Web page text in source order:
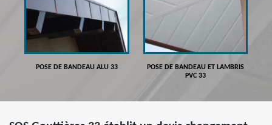
POSE DE BANDEAU ALU 33
POSE DE BANDEAU ET LAMBRIS
PVC 33